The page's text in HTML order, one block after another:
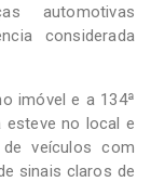
automotivas
considerada
imóvel e a 134ª
esteve no local e
veículos com
sinais claros de